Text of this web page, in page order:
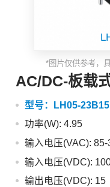
*图片仅供参考，
AC/DC-板载
型号：
LH05-
功率(W): 4.95
输入电压(VAC): 85-
输入电压(VDC):
输出电压(VDC): 15